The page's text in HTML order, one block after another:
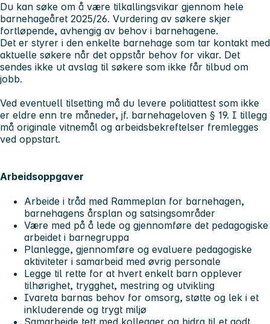
Du kan søke om å være tilkallingsvikar gjennom hele
barnehageåret 2025/26. Vurdering av søkere skjer
fortløpende, avhengig av behov i barnehagene.
Det er styrer i den enkelte barnehage som tar kontakt med
aktuelle søkere når det oppstår behov for vikar. Det
sendes ikke ut avslag til søkere som ikke får tilbud om
jobb.
Ved eventuell tilsetting må du levere politiattest som ikke
er eldre enn tre måneder, jf. barnehageloven § 19. I tillegg
må originale vitnemål og arbeidsbekreftelser fremlegges
ved oppstart.
Arbeidsoppgaver
Arbeide i tråd med Rammeplan for barnehagen,
barnehagens årsplan og satsingsområder
Være med på å lede og gjennomføre det pedagogiske
arbeidet i barnegruppa
Planlegge, gjennomføre og evaluere pedagogiske
aktiviteter i samarbeid med øvrig personale
Legge til rette for at hvert enkelt barn opplever
tilhørighet, trygghet, mestring og utvikling
Ivareta barnas behov for omsorg, støtte og lek i et
inkluderende og trygt miljø
Samarbeide tett med kollegaer og bidra til et godt